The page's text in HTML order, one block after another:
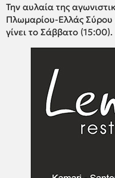
Την αυλαία της
Πλωμαρίου-Ελλάς Σύρου
γίνει το Σάββατο (15:00).